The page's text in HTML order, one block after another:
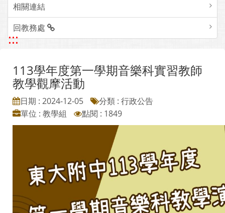
相關連結
回教務處
:::
113學年度第一學期音樂科實習教師
教學觀摩活動
日期 : 2024-12-05
分類 : 行政公告
單位 : 教學組
點閱 : 1849